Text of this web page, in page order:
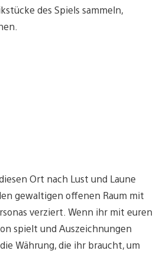
des Spiels sammeln,
Ort nach Lust und Laune
gewaltigen offenen Raum mit
verziert. Wenn ihr mit euren
spielt und Auszeichnungen
Währung, die ihr braucht, um